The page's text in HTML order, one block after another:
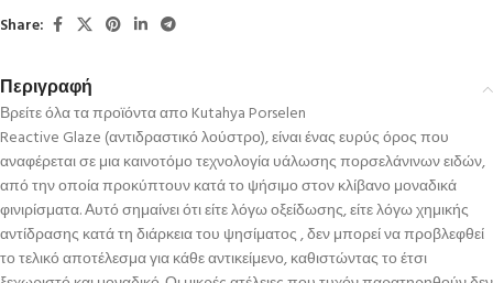
Share:
Περιγραφή
Βρείτε όλα τα προϊόντα απο Kutahya Porselen
Reactive Glaze (αντιδραστικό λούστρο), είναι ένας ευρύς όρος που
αναφέρεται σε μια καινοτόμο τεχνολογία υάλωσης πορσελάνινων ειδών,
από την οποία προκύπτουν κατά το ψήσιμο στον κλίβανο μοναδικά
φινιρίσματα. Αυτό σημαίνει ότι είτε λόγω οξείδωσης, είτε λόγω χημικής
αντίδρασης κατά τη διάρκεια του ψησίματος , δεν μπορεί να προβλεφθεί
το τελικό αποτέλεσμα για κάθε αντικείμενο, καθιστώντας το έτσι